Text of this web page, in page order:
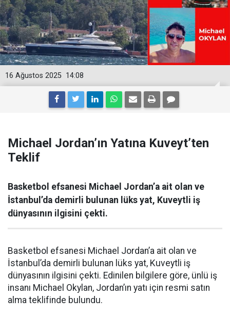
14:08
16 Ağustos 2025
Michael Jordan’ın Yatına Kuveyt’ten
Teklif
Basketbol efsanesi Michael Jordan’a ait olan ve
İstanbul’da demirli bulunan lüks yat, Kuveytli iş
dünyasının ilgisini çekti.
Basketbol efsanesi Michael Jordan’a ait olan ve
İstanbul’da demirli bulunan lüks yat, Kuveytli iş
dünyasının ilgisini çekti. Edinilen bilgilere göre, ünlü iş
insanı Michael Okylan, Jordan’ın yatı için resmi satın
alma teklifinde bulundu.